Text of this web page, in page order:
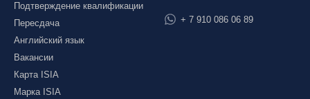
Подтверждение квалификации
Пересдача
Английский язык
Вакансии
Карта ISIA
Марка ISIA
+ 7 910 086 06 89